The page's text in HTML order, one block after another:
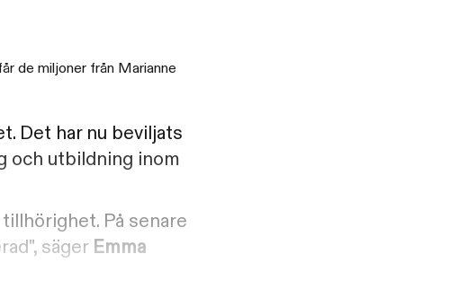
de miljoner från Marianne
Det har nu beviljats
och utbildning inom
På senare
säger Emma